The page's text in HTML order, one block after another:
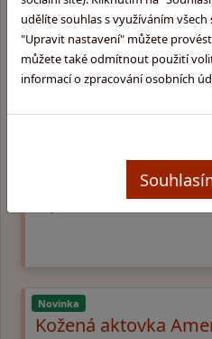
udělíte souhlas s využíváním
"Upravit nastavení" můžete
můžete také odmítnout použití
informací o zpracování osobních
Novinka
Kožený messenger
Kožený messenger Berty, pravá
vyrobíme do 14 dnů
Novinka
Kožená aktovka